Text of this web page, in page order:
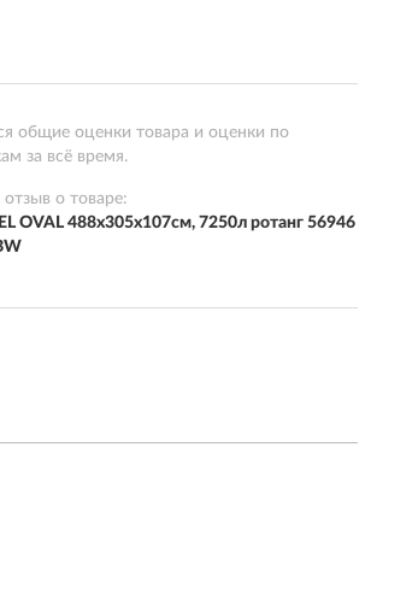
общие оценки товара и оценки по
за всё время.
о товаре:
OVAL 488х305х107см, 7250л ротанг 56946